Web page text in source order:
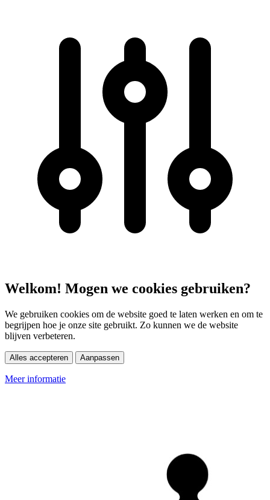
Welkom! Mogen we cookies gebruiken?
We gebruiken cookies om de website goed te laten werken en om te
begrijpen hoe je onze site gebruikt. Zo kunnen we de website
blijven verbeteren.
Alles accepteren Aanpassen
Meer informatie